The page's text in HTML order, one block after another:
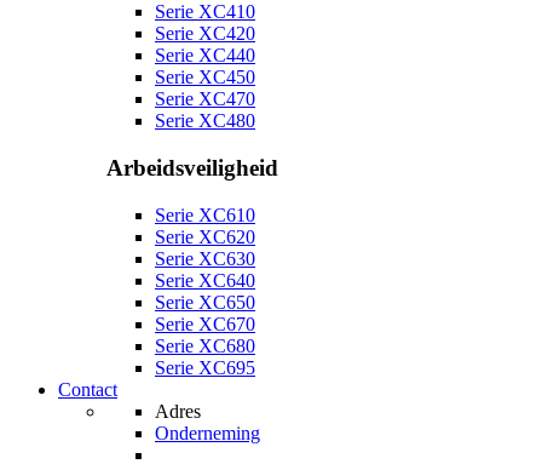
Serie XC410
Serie XC420
Serie XC440
Serie XC450
Serie XC470
Serie XC480
Arbeidsveiligheid
Serie XC610
Serie XC620
Serie XC630
Serie XC640
Serie XC650
Serie XC670
Serie XC680
Serie XC695
Contact
Adres
Onderneming